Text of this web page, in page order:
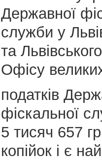
Державної
служби у
та
Офісу
податків
фіскальної
5 тисяч 657
копійок і є